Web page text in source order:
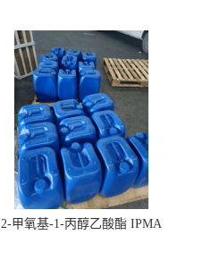
2-甲氧基-1-丙醇乙酸酯 IPMA